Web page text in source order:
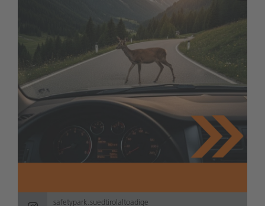
safetypark.suedtirolaltoadige